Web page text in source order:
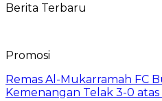
Berita Terbaru
Promosi
Remas Al-Mukarramah FC
Kemenangan Telak 3-0 atas